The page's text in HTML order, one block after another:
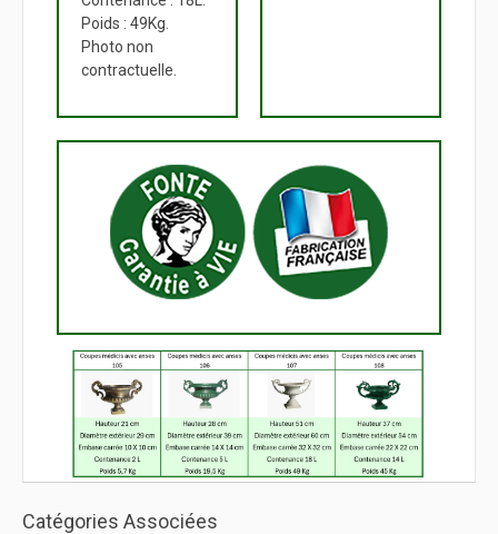
Poids : 49Kg.
Photo non
contractuelle.
Catégories Associées